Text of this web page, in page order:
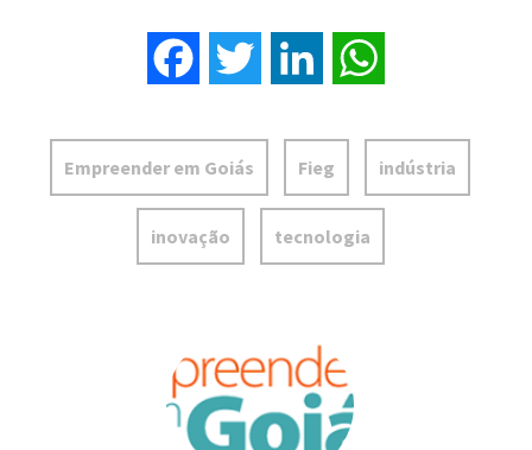
Facebook Twitter LinkedIn
Empreender em Goiás Fieg indústria
inovação tecnologia